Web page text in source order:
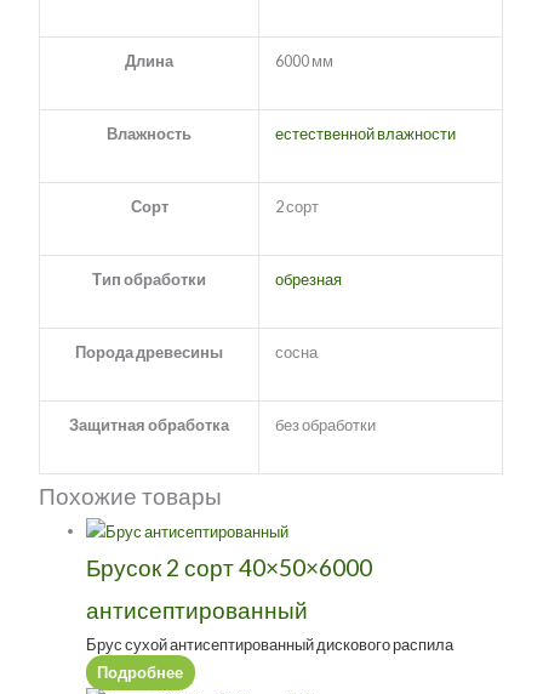
Длина 6000 мм
Влажность естественной влажности
Сорт 2 сорт
Тип обработки обрезная
Порода древесины сосна
Защитная обработка без обработки
Похожие товары
Брусок 2 сорт 40×50×6000
антисептированный
Брус сухой антисептированный дискового распила
Подробнее